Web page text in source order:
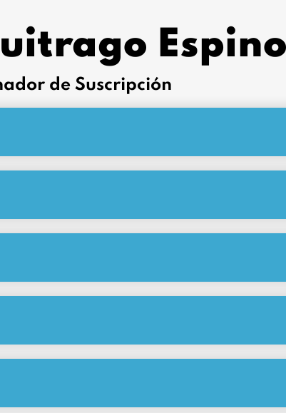
de Suscripción